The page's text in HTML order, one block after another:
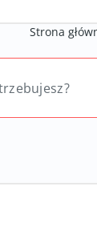
Strona